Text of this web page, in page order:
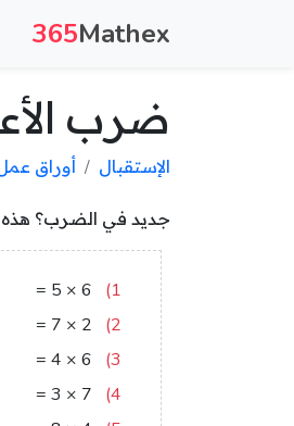
365Mathex
ضرب
الإستقبال أوراق
جديد في الضرب؟ هذه
1)
6
×
5
=
2)
2
×
7
=
3)
6
×
4
=
4)
7
×
3
=